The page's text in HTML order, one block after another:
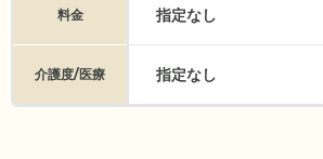
料金 指定なし
介護度/医療 指定なし